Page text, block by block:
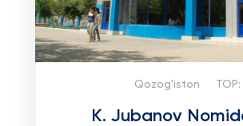
Qozog'iston TOP:
K. Jubanov